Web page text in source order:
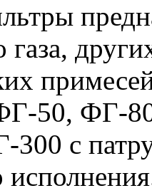
50, ФГ-
с